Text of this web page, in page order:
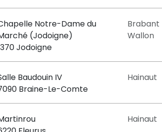
Notre-Dame du
(Jodoigne)
Jodoigne
Brabant
Wallon
Baudouin IV
Braine-Le-Comte
Hainaut
Hainaut